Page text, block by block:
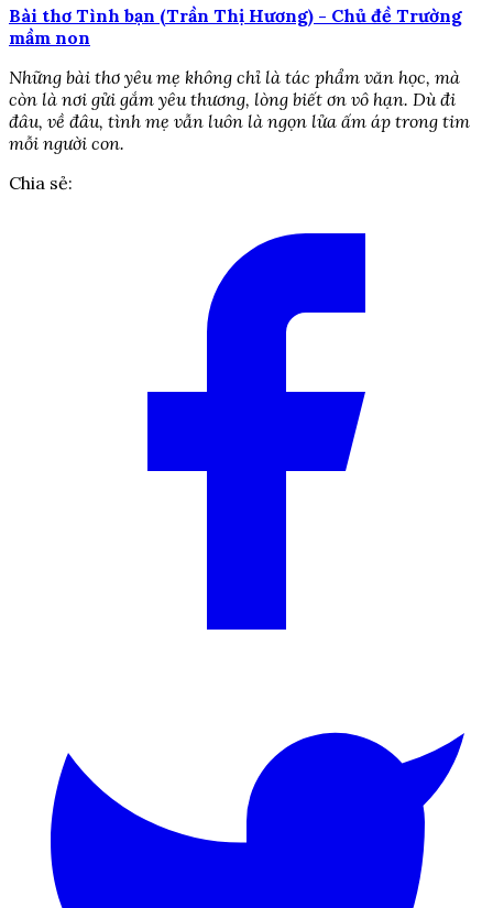
Bài thơ Tình bạn (Trần Thị Hương) - Chủ đề Trường
mầm non
Những bài thơ yêu mẹ không chỉ là tác phẩm văn học, mà
còn là nơi gửi gắm yêu thương, lòng biết ơn vô hạn. Dù đi
đâu, về đâu, tình mẹ vẫn luôn là ngọn lửa ấm áp trong tim
mỗi người con.
Chia sẻ: